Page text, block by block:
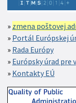
zmena poštovej
Portál Európskej
Rada Európy
Európsky úrad pre
Kontakty EÚ